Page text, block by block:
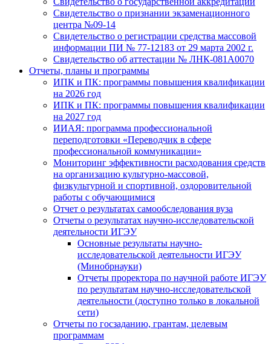
Свидетельство о признании экзаменационного
центра №09-14
Свидетельство о регистрации средства массовой
информации ПИ № 77-12183 от 29 марта 2002 г.
Свидетельство об аттестации № ЛНК-081А0070
Отчеты, планы и программы
ИПК и ПК: программы повышения квалификации
на 2026 год
ИПК и ПК: программы повышения квалификации
на 2027 год
ИИАЯ: программа профессиональной
переподготовки «Переводчик в сфере
профессиональной коммуникации»
Мониторинг эффективности расходования средств
на организацию культурно-массовой,
физкультурной и спортивной, оздоровительной
работы с обучающимися
Отчет о результатах самообследования вуза
Отчеты о результатах научно-исследовательской
деятельности ИГЭУ
Основные результаты научно-
исследовательской деятельности ИГЭУ
(Минобрнауки)
Отчеты проректора по научной работе ИГЭУ
по результатам научно-исследовательской
деятельности (доступно только в локальной
сети)
Отчеты по госзаданию, грантам, целевым
программам